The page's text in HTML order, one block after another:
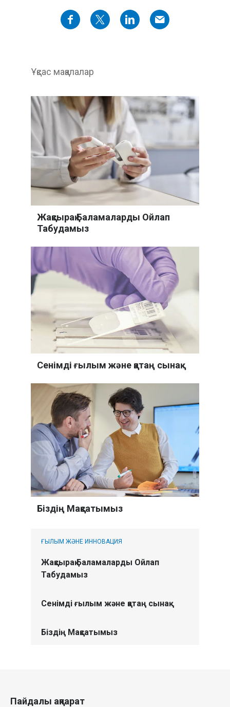
Ұқсас мақалалар
Жақсырақ Баламаларды Ойлап
Табудамыз
Сенімді ғылым және қатаң сынақ
Біздің Мақсатымыз
ҒЫЛЫМ ЖӘНЕ ИННОВАЦИЯ
Жақсырақ Баламаларды Ойлап
Табудамыз
Сенімді ғылым және қатаң сынақ
Біздің Мақсатымыз
Пайдалы ақпарат